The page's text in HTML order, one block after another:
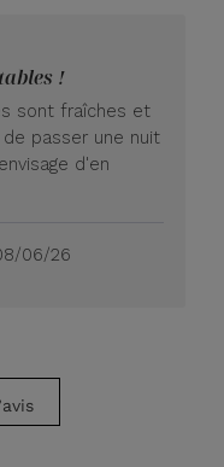
!
sont fraîches et
passer une nuit
d'en
Date
06/26